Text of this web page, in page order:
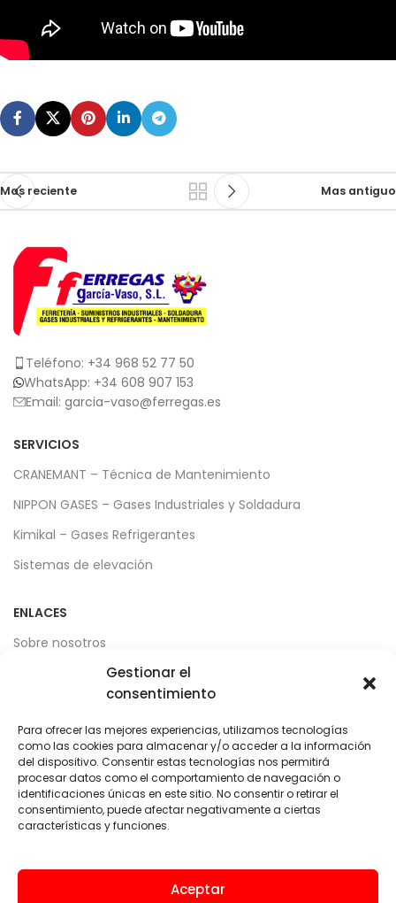
Gestionar el
consentimiento
Para ofrecer las mejores experiencias, utilizamos tecnologías
como las cookies para almacenar y/o acceder a la información
del dispositivo. Consentir estas tecnologías nos permitirá
procesar datos como el comportamiento de navegación o
identificaciones únicas en este sitio. No consentir o retirar el
consentimiento, puede afectar negativamente a ciertas
características y funciones.
Aceptar
Mas reciente Mas antiguo
Teléfono: +34 968 52 77 50
WhatsApp: +34 608 907 153
Email: garcia-vaso@ferregas.es
SERVICIOS
CRANEMANT – Técnica de Mantenimiento
NIPPON GASES – Gases Industriales y Soldadura
Kimikal – Gases Refrigerantes
Sistemas de elevación
ENLACES
Sobre nosotros
Localización y Contacto
LEGAL
Aviso legal
Términos y condiciones de uso